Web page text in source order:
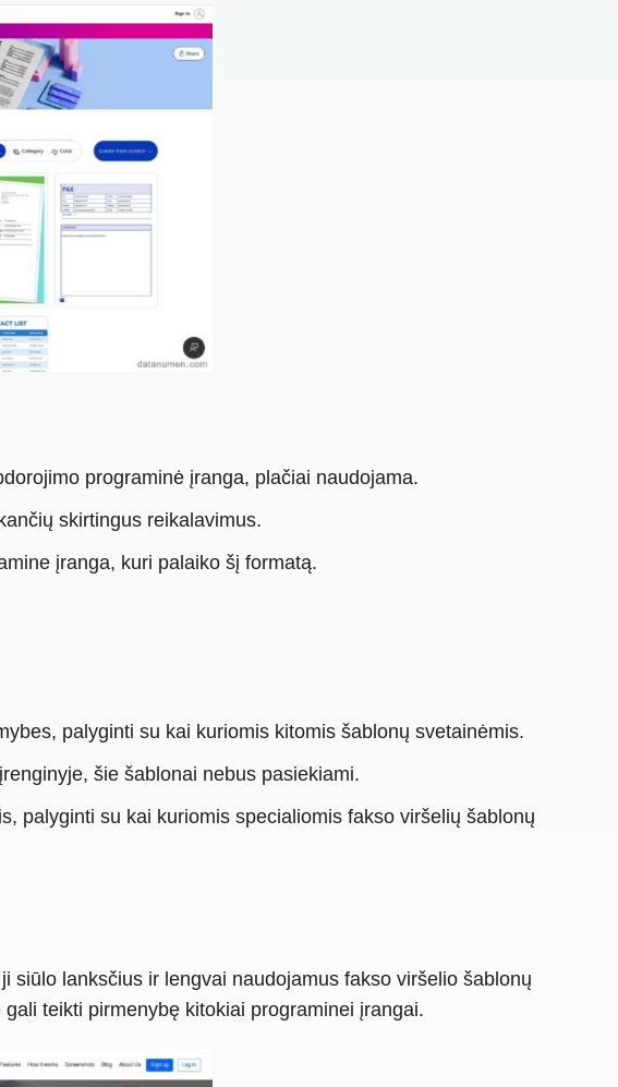
programinė įranga, plačiai naudojama.
skirtingus reikalavimus.
įranga, kuri palaiko šį formatą.
palyginti su kai kuriomis kitomis šablonų svetainėmis.
šie šablonai nebus pasiekiami.
palyginti su kai kuriomis specialiomis fakso viršelių šablonų
lanksčius ir lengvai naudojamus fakso viršelio šablonų
teikti pirmenybę kitokiai programinei įrangai.